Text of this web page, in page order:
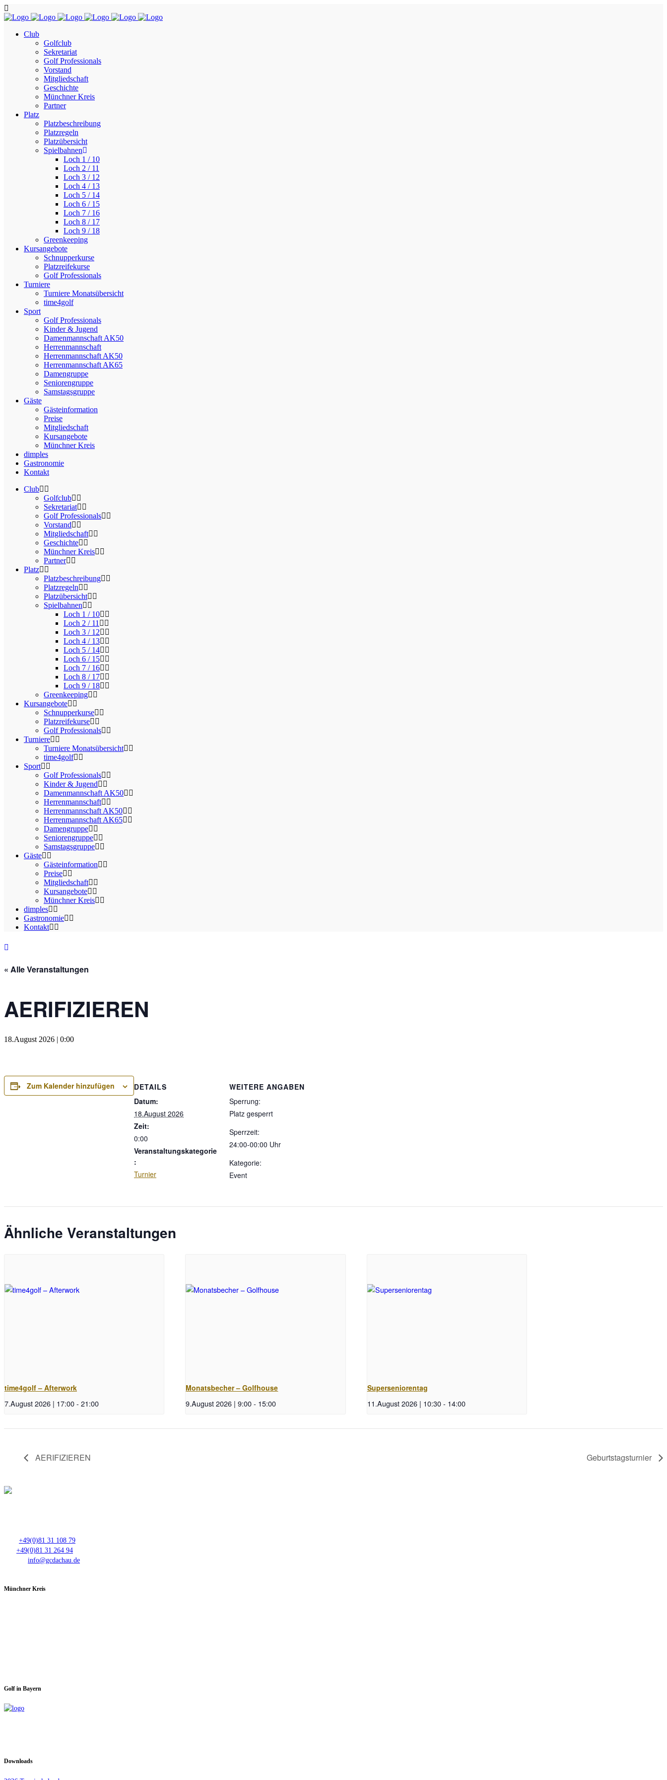
Club
Golfclub
Sekretariat
Golf Professionals
Vorstand
Mitgliedschaft
Geschichte
Münchner Kreis
Partner
Platz
Platzbeschreibung
Platzregeln
Platzübersicht
Spielbahnen
Loch 1 / 10
Loch 2 / 11
Loch 3 / 12
Loch 4 / 13
Loch 5 / 14
Loch 6 / 15
Loch 7 / 16
Loch 8 / 17
Loch 9 / 18
Greenkeeping
Kursangebote
Schnupperkurse
Platzreifekurse
Golf Professionals
Turniere
Turniere Monatsübersicht
time4golf
Sport
Golf Professionals
Kinder & Jugend
Damenmannschaft AK50
Herrenmannschaft
Herrenmannschaft AK50
Herrenmannschaft AK65
Damengruppe
Seniorengruppe
Samstagsgruppe
Gäste
Gästeinformation
Preise
Mitgliedschaft
Kursangebote
Münchner Kreis
dimples
Gastronomie
Kontakt
Club
Golfclub
Sekretariat
Golf Professionals
Vorstand
Mitgliedschaft
Geschichte
Münchner Kreis
Partner
Platz
Platzbeschreibung
Platzregeln
Platzübersicht
Spielbahnen
Loch 1 / 10
Loch 2 / 11
Loch 3 / 12
Loch 4 / 13
Loch 5 / 14
Loch 6 / 15
Loch 7 / 16
Loch 8 / 17
Loch 9 / 18
Greenkeeping
Kursangebote
Schnupperkurse
Platzreifekurse
Golf Professionals
Turniere
Turniere Monatsübersicht
time4golf
Sport
Golf Professionals
Kinder & Jugend
Damenmannschaft AK50
Herrenmannschaft
Herrenmannschaft AK50
Herrenmannschaft AK65
Damengruppe
Seniorengruppe
Samstagsgruppe
Gäste
Gästeinformation
Preise
Mitgliedschaft
Kursangebote
Münchner Kreis
dimples
Gastronomie
Kontakt
« Alle Veranstaltungen
AERIFIZIEREN
18.August 2026 | 0:00
Zum Kalender hinzufügen
DETAILS
Datum:
18.August 2026
Zeit:
0:00
Veranstaltungskategorie
:
Turnier
WEITERE ANGABEN
Sperrung:
Platz gesperrt
Sperrzeit:
24:00-00:00 Uhr
Kategorie:
Event
Ähnliche Veranstaltungen
time4golf – Afterwork
7.August 2026 | 17:00- 21:00
Monatsbecher – Golfhouse
9.August 2026 | 9:00 - 15:00
Superseniorentag
11.August 2026 | 10:30 - 14:00
AERIFIZIEREN Geburtstagsturnier
+49(0)81 31 108 79
+49(0)81 31 264 94
info@gcdachau.de
Münchner Kreis
Golf in Bayern
Downloads